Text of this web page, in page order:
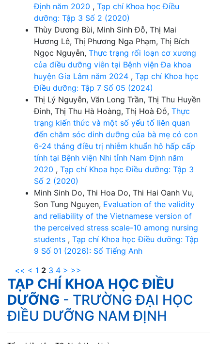
Định năm 2020 , Tạp chí Khoa học Điều
dưỡng: Tập 3 Số 2 (2020)
Thùy Dương Bùi, Minh Sinh Đỗ, Thị Mai
Hương Lê, Thị Phương Nga Phạm, Thị Bích
Ngọc Nguyễn, Thực trạng rối loạn cơ xương
của điều dưỡng viên tại Bệnh viện Đa khoa
huyện Gia Lâm năm 2024 , Tạp chí Khoa học
Điều dưỡng: Tập 7 Số 05 (2024)
Thị Lý Nguyễn, Văn Long Trần, Thị Thu Huyền
Đinh, Thị Thu Hà Hoàng, Thị Hoà Đỗ, Thực
trạng kiến thức và một số yếu tố liên quan
đến chăm sóc dinh dưỡng của bà mẹ có con
6-24 tháng điều trị nhiễm khuẩn hô hấp cấp
tính tại Bệnh viện Nhi tỉnh Nam Định năm
2020 , Tạp chí Khoa học Điều dưỡng: Tập 3
Số 2 (2020)
Minh Sinh Do, Thi Hoa Do, Thi Hai Oanh Vu,
Son Tung Nguyen, Evaluation of the validity
and reliability of the Vietnamese version of
the perceived stress scale-10 among nursing
students , Tạp chí Khoa học Điều dưỡng: Tập
9 Số 01 (2026): Số Tiếng Anh
<< < 1 2 3 4 > >>
TẠP CHÍ KHOA HỌC ĐIỀU
DƯỠNG - TRƯỜNG ĐẠI HỌC
ĐIỀU DƯỠNG NAM ĐỊNH